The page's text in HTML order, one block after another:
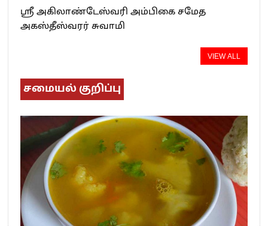
ஸ்ரீ அகிலாண்டேஸ்வரி அம்பிகை சமேத
அகஸ்தீஸ்வரர் சுவாமி
VIEW ALL
சமையல் குறிப்பு